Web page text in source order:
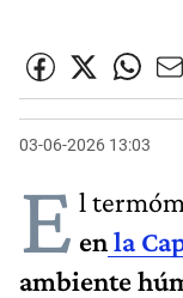
03-06-2026 13:03
E l
enla
ambiente